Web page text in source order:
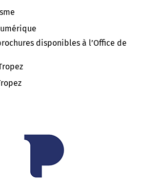
disponibles à l’Office de